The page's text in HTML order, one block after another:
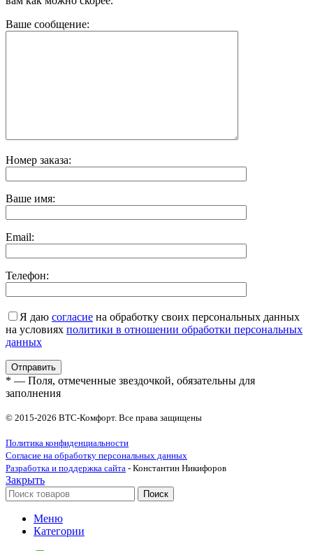
Ваше сообщение:
Номер заказа:
Ваше имя:
Email:
Телефон:
Я даю согласие на обработку своих персональных данных
на условиях политики в отношении обработки персональных
данных
* — Поля, отмеченные звездочкой, обязательны для
заполнения
© 2015-2026 ВТС-Комфорт. Все права защищены
Политика конфиденциальности
Согласие на обработку персональных данных
Разработка и поддержка сайта - Константин Никифоров
Закрыть
Поиск
Меню
Категории